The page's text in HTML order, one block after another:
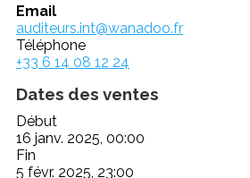
Email
auditeurs.int@wanadoo.fr
Téléphone
+33 6 14 08 12 24
Dates des ventes
Début
16 janv. 2025, 00:00
Fin
5 févr. 2025, 23:00